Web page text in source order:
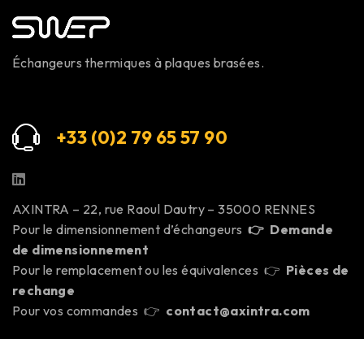
Échangeurs thermiques à plaques brasées.
+33 (0)2 79 65 57 90
AXINTRA – 22, rue Raoul Dautry – 35000 RENNES
Pour le dimensionnement d’échangeurs👉 Demande
de dimensionnement
Pour le remplacement ou les équivalences 👉 Pièces de
rechange
Pour vos commandes 👉 contact@axintra.com